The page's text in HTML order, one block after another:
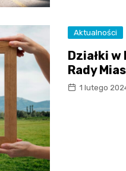
Aktualności
Działki
Rady
1 lutego